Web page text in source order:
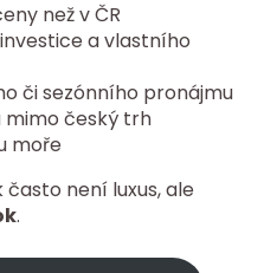
než v ČR
a vlastního
či sezónního pronájmu
mimo český trh
moře
není luxus, ale
.